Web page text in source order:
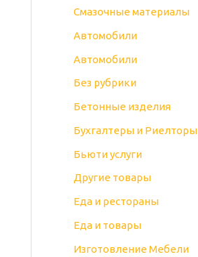
Cмазочные материалы
Автомобили
Автомобили
Без рубрики
Бетонные изделия
Бухгалтеры и Риелторы
Бьюти услуги
Другие товары
Еда и рестораны
Еда и товары
Изготовление Мебели